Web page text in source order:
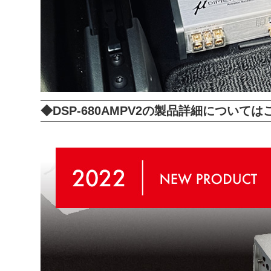
◆DSP-680AMPV2の製品詳細については